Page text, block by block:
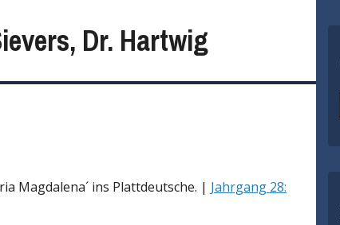
Dr. Hartwig
Magdalena´ ins Plattdeutsche. | Jahrgang 28: